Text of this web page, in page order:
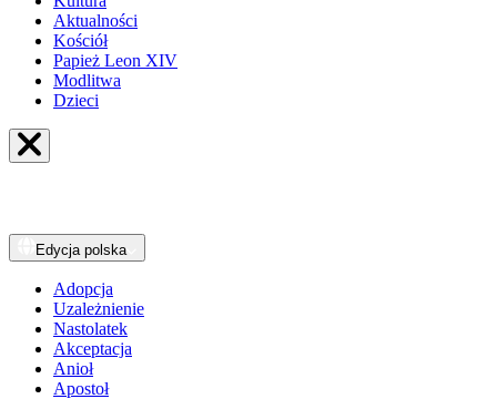
Aktualności
Kościół
Papież Leon XIV
Modlitwa
Dzieci
Edycja polska
Adopcja
Uzależnienie
Nastolatek
Akceptacja
Anioł
Apostoł